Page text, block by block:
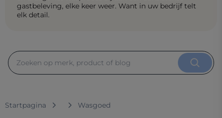
gastbeleving, elke keer weer. Want in uw bedrijf telt
elk detail.
Startpagina Wasgoed